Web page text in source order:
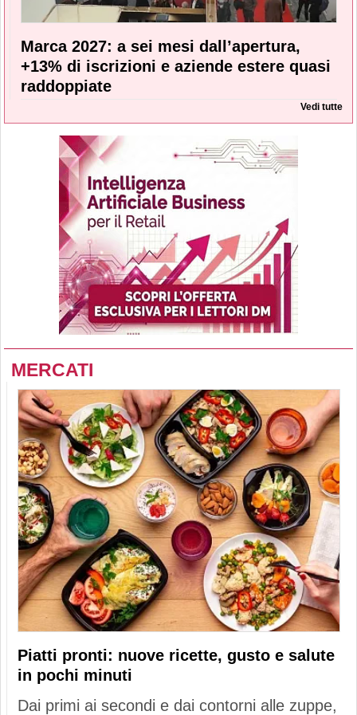
Marca 2027: a sei mesi dall’apertura,
+13% di iscrizioni e aziende estere quasi
raddoppiate
Vedi tutte
MERCATI
Piatti pronti: nuove ricette, gusto e salute
in pochi minuti
Dai primi ai secondi e dai contorni alle zuppe,